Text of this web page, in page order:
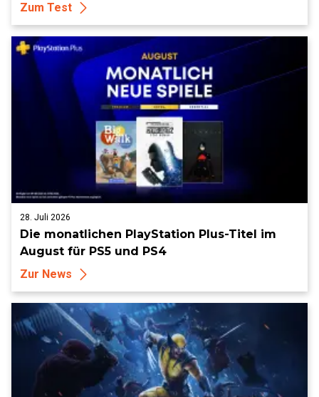
Zum Test
28. Juli 2026
Die monatlichen PlayStation Plus-Titel im
August für PS5 und PS4
Zur News